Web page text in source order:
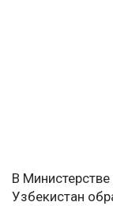
В
Узбекистан